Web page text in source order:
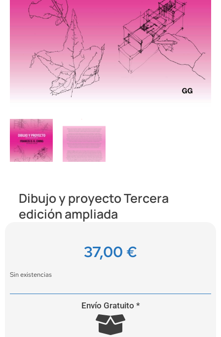
Dibujo y proyecto Tercera
edición ampliada
37,00 €
Sin existencias
Envío Gratuito *